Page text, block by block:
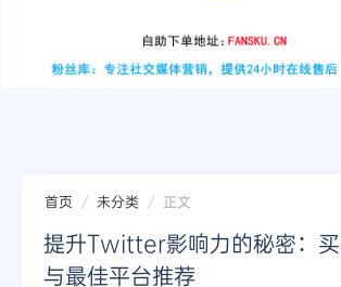
首页 未分类 正文
提升Twitter影响力的秘密：
与最佳平台推荐